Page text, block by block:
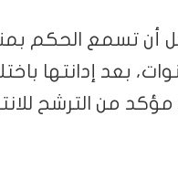
أن تسمع الحكم
بعد إدانتها
من الترشح